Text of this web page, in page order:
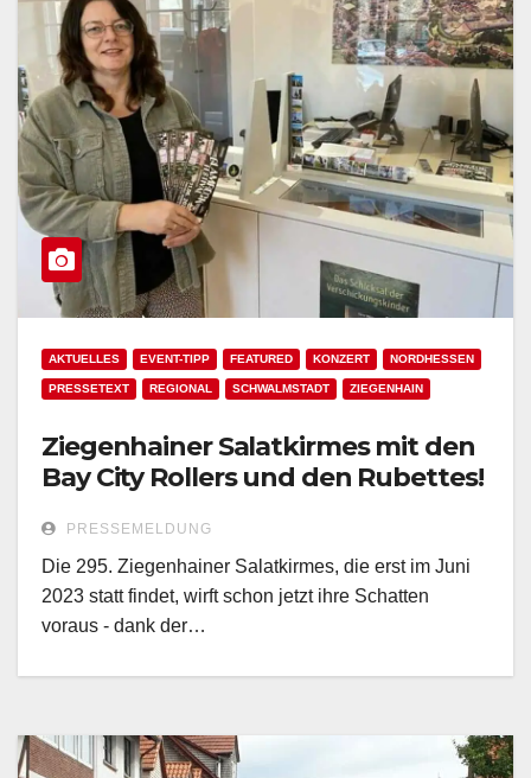
AKTUELLES EVENT-TIPP FEATURED KONZERT NORDHESSEN
PRESSETEXT REGIONAL SCHWALMSTADT ZIEGENHAIN
Ziegenhainer Salatkirmes mit den
Bay City Rollers und den Rubettes!
PRESSEMELDUNG
Die 295. Ziegenhainer Salatkirmes, die erst im Juni
2023 statt findet, wirft schon jetzt ihre Schatten
voraus - dank der…